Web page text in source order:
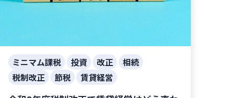
ミニマム課税 投資 改正
相続
税制改正
節税 賃貸経営